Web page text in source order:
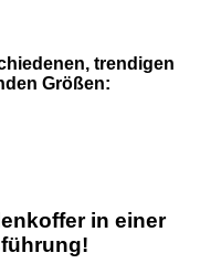
trendigen
Größen:
in einer